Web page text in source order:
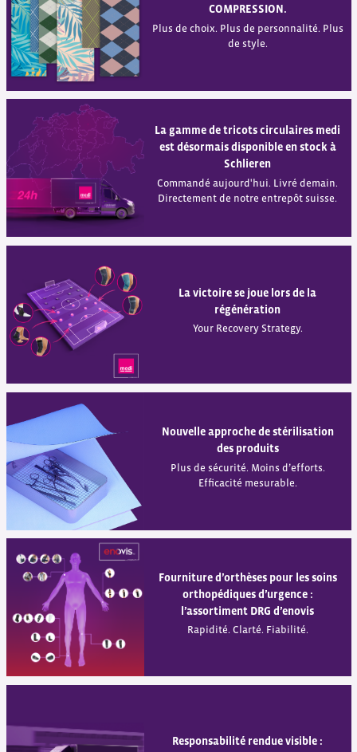
COMPRESSION.
Plus de choix. Plus de personnalité. Plus
de style.
La gamme de tricots circulaires medi
est désormais disponible en stock à
Schlieren
Commandé aujourd'hui. Livré demain.
Directement de notre entrepôt suisse.
La victoire se joue lors de la
régénération
Your Recovery Strategy.
Nouvelle approche de stérilisation
des produits
Plus de sécurité. Moins d’efforts.
Efficacité mesurable.
Fourniture d’orthèses pour les soins
orthopédiques d’urgence :
l’assortiment DRG d’enovis
Rapidité. Clarté. Fiabilité.
Responsabilité rendue visible :